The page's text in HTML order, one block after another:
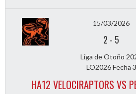
15/03/2026
2 - 5
Liga de Otoño
LO2026 Fecha 3
HA12 VELOCIRAPTORS VS